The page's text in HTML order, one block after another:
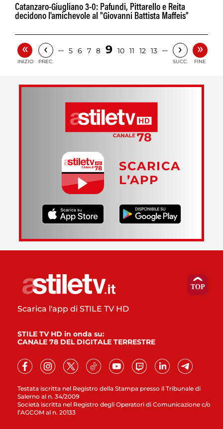
Catanzaro-Giugliano 3-0: Pafundi, Pittarello e Reita
decidono l'amichevole al "Giovanni Battista Maffeis"
«
INIZIO
‹
PREC.
… 5 6 7 8 9 10 11 12 13 … ›
SUCC.
»
FINE
SCARICA
L’APP
Testata iscritta nel Registro della Stampa presso il Tribunale di
Salerno al n. 34/2009
Società iscritta nel Registro degli Operatori di Comunicazione c/o
l’AGCOM al n. 20133
Scarica l'app di STILE TV HD
STILE TV HD in onda su:
CANALE 78 DEL DIGITALE TERRESTRE